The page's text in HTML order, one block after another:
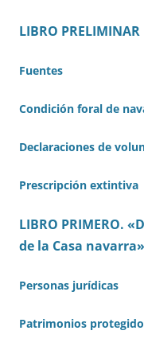
LIBRO PRELIMINAR
Fuentes
Condición foral de
Declaraciones de
Prescripción extintiva
LIBRO PRIMERO.
de la Casa
Personas jurídicas
Patrimonios